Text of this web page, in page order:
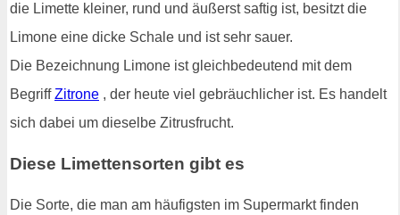
die Limette kleiner, rund und äußerst saftig ist, besitzt die
Limone eine dicke Schale und ist sehr sauer.
Die Bezeichnung Limone ist gleichbedeutend mit dem
BegriffZitrone , der heute viel gebräuchlicher ist. Es handelt
sich dabei um dieselbe Zitrusfrucht.
Diese Limettensorten gibt es
Die Sorte, die man am häufigsten im Supermarkt finden